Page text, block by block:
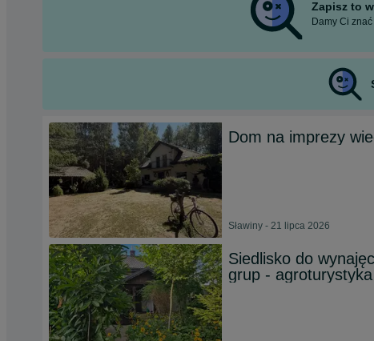
Zapisz to
Damy Ci
Dom na imprezy
Sławiny - 21 lipca 2026
Siedlisko do
grup - agroturystyka